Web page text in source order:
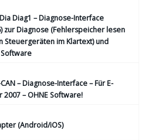
Diag1 – Diagnose-Interface
zur Diagnose (Fehlerspeicher lesen
Steuergeräten im Klartext) und
Software
– Diagnose-Interface – Für E-
– OHNE Software!
(Android/iOS)